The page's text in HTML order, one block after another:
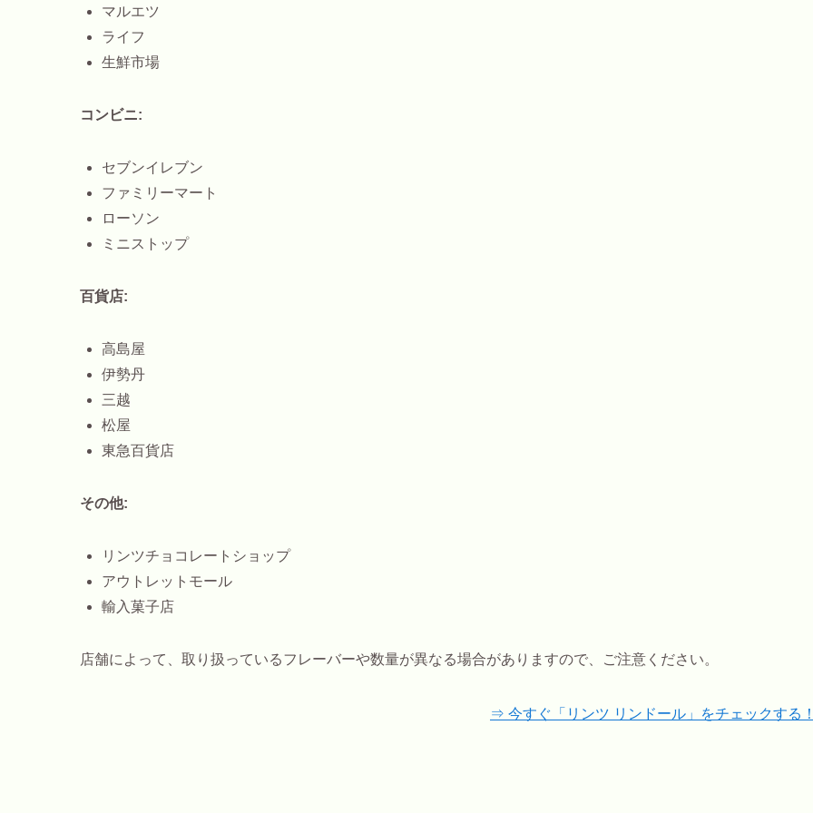
マルエツ
ライフ
生鮮市場
コンビニ:
セブンイレブン
ファミリーマート
ローソン
ミニストップ
百貨店:
高島屋
伊勢丹
三越
松屋
東急百貨店
その他:
リンツチョコレートショップ
アウトレットモール
輸入菓子店
店舗によって、取り扱っているフレーバーや数量が異なる場合がありますので、ご注意ください。
⇒ 今すぐ「リンツ リンドール」をチェックする